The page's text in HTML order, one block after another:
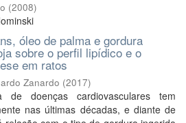
(2008)
óleo de palma e gordura
sobre o perfil lipídico e o
em ratos
Zanardo (2017)
de doenças cardiovasculares tem
nas últimas décadas, e diante de